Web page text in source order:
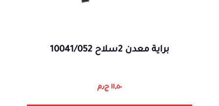
براية معدن 2سلاح 10041/052
١١,٥٠ ج٫م